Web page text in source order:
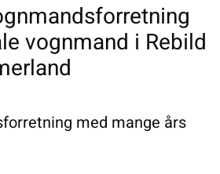
vognmand i Rebild
med mange års